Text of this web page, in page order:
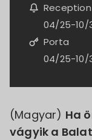
(Magyar) Ha
vágyik a
Reception
04/25-10/
Porta
04/25-10/